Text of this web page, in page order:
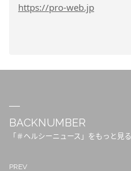
https://pro-web.jp
BACKNUMBER
「＃ヘルシーニュース」をもっと見る
PREV